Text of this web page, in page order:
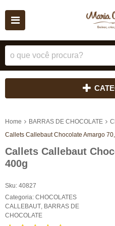
Home BARRAS DE CHOCOLATE
Callets Callebaut Chocolate Amargo
Callets Callebaut
400g
Sku: 40827
Categoria: CHOCOLATES
CALLEBAUT BARRAS DE
CHOCOLATE